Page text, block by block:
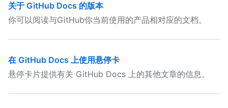
关于 GitHub Docs 的版本
你可以阅读与GitHub你当前使用的产品相对应的文档。
在 GitHub Docs 上使用悬停卡
悬停卡片提供有关 GitHub Docs 上的其他文章的信息。